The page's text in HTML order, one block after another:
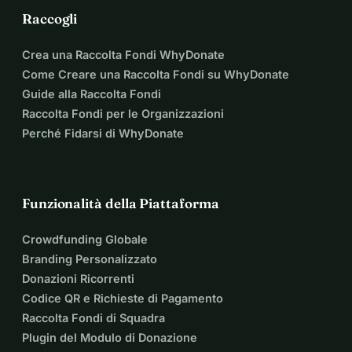
Raccogli
Crea una Raccolta Fondi WhyDonate
Come Creare una Raccolta Fondi su WhyDonate
Guide alla Raccolta Fondi
Raccolta Fondi per le Organizzazioni
Perché Fidarsi di WhyDonate
Funzionalità della Piattaforma
Crowdfunding Globale
Branding Personalizzato
Donazioni Ricorrenti
Codice QR e Richieste di Pagamento
Raccolta Fondi di Squadra
Plugin del Modulo di Donazione